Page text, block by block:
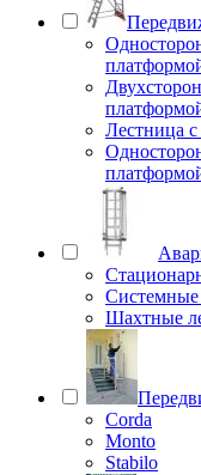
Лестница
Системные
Шахтные
Corda
Monto
Stabilo